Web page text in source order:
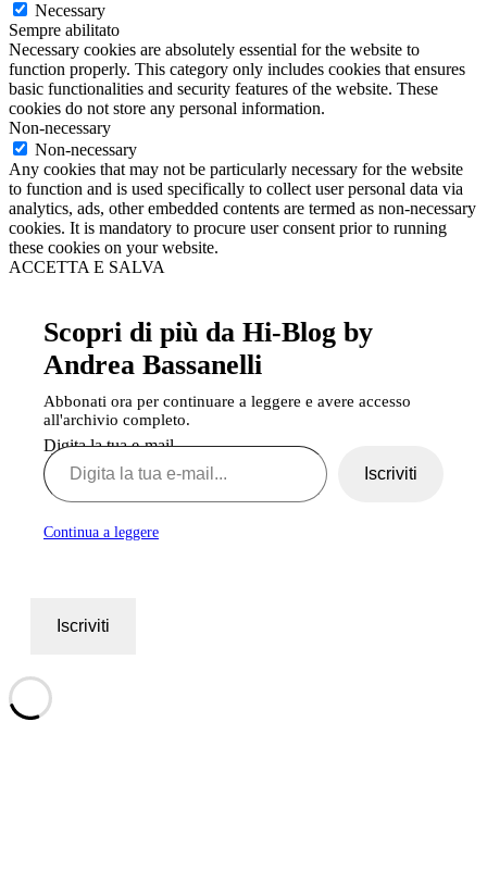
Necessary
Sempre abilitato
Necessary cookies are absolutely essential for the website to
function properly. This category only includes cookies that ensures
basic functionalities and security features of the website. These
cookies do not store any personal information.
Non-necessary
Non-necessary
Any cookies that may not be particularly necessary for the website
to function and is used specifically to collect user personal data via
analytics, ads, other embedded contents are termed as non-necessary
cookies. It is mandatory to procure user consent prior to running
these cookies on your website.
ACCETTA E SALVA
Scopri di più da Hi-Blog by
Andrea Bassanelli
Abbonati ora per continuare a leggere e avere accesso
all'archivio completo.
Digita la tua e-mail...
Iscriviti
Continua a leggere
Iscriviti